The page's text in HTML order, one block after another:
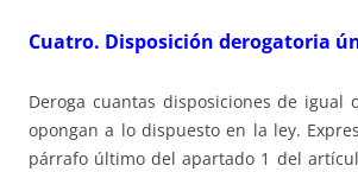
Cuatro. Disposición derogatoria
Deroga cuantas disposiciones de igual
opongan a lo dispuesto en la ley.
párrafo último del apartado 1 del